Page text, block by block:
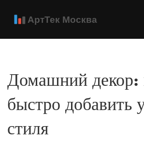
Домашний декор:
быстро добавить
стиля